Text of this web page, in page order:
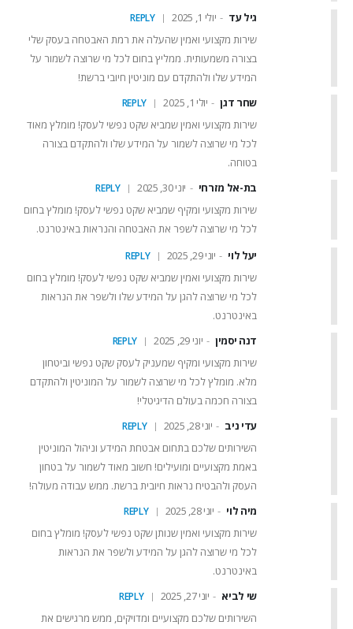
גיל עד יולי 1, 2025 REPLY
שירות מקצועי ואמין שהעלה את רמת האבטחה בעסק שלי
בצורה משמעותית. ממליץ בחום לכל מי שרוצה לשמור על
המידע שלו ולהתקדם עם מוניטין חיובי ברשת!
שחר דגן
יולי 1, 2025 REPLY
שירות מקצועי ואמין שמביא שקט נפשי לעסק! מומלץ מאוד
לכל מי שרוצה לשמור על המידע שלו ולהתקדם בצורה
בטוחה.
בת-אל מזרחי
יוני 30, 2025 REPLY
שירות מקצועי ומקיף שמביא שקט נפשי לעסק! מומלץ בחום
לכל מי שרוצה לשפר את האבטחה והנראות באינטרנט.
יעל לוי
יוני 29, 2025 REPLY
שירות מקצועי ואמין שמביא שקט נפשי לעסק! מומלץ בחום
לכל מי שרוצה להגן על המידע שלו ולשפר את הנראות
באינטרנט.
דנה יסמין
יוני 29, 2025 REPLY
שירות מקצועי ומקיף שמעניק לעסק שקט נפשי וביטחון
מלא. מומלץ לכל מי שרוצה לשמור על המוניטין ולהתקדם
בצורה חכמה בעולם הדיגיטלי!
עדי ניב
יוני 28, 2025 REPLY
השירותים שלכם בתחום אבטחת המידע וניהול המוניטין
באמת מקצועיים ומועילים! חשוב מאוד לשמור על בטחון
העסק ולהבטיח נראות חיובית ברשת. ממש עבודה מעולה!
מיה לוי
יוני 28, 2025 REPLY
שירות מקצועי ואמין שנותן שקט נפשי לעסק! מומלץ בחום
לכל מי שרוצה להגן על המידע ולשפר את הנראות
באינטרנט.
שי לביא
יוני 27, 2025 REPLY
השירותים שלכם מקצועיים ומדויקים, ממש מרגישים את